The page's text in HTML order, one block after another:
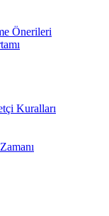
Önerileri
Kuralları